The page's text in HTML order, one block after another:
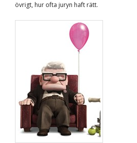
övrigt, hur ofta juryn haft rätt.